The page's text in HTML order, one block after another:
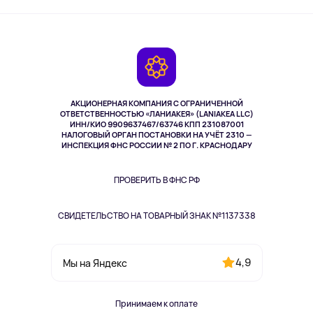
АКЦИОНЕРНАЯ КОМПАНИЯ С ОГРАНИЧЕННОЙ
ОТВЕТСТВЕННОСТЬЮ «ЛАНИАКЕЯ» (LANIAKEA LLC)
ИНН/КИО 9909637467/63746 КПП 231087001
НАЛОГОВЫЙ ОРГАН ПОСТАНОВКИ НА УЧЁТ 2310 —
ИНСПЕКЦИЯ ФНС РОССИИ № 2 ПО Г. КРАСНОДАРУ
ПРОВЕРИТЬ В ФНС РФ
СВИДЕТЕЛЬСТВО НА ТОВАРНЫЙ ЗНАК №1137338
Мы на Яндекс 4,9
Принимаем к оплате
Здоровье питомцев
Одежда и аксессуары